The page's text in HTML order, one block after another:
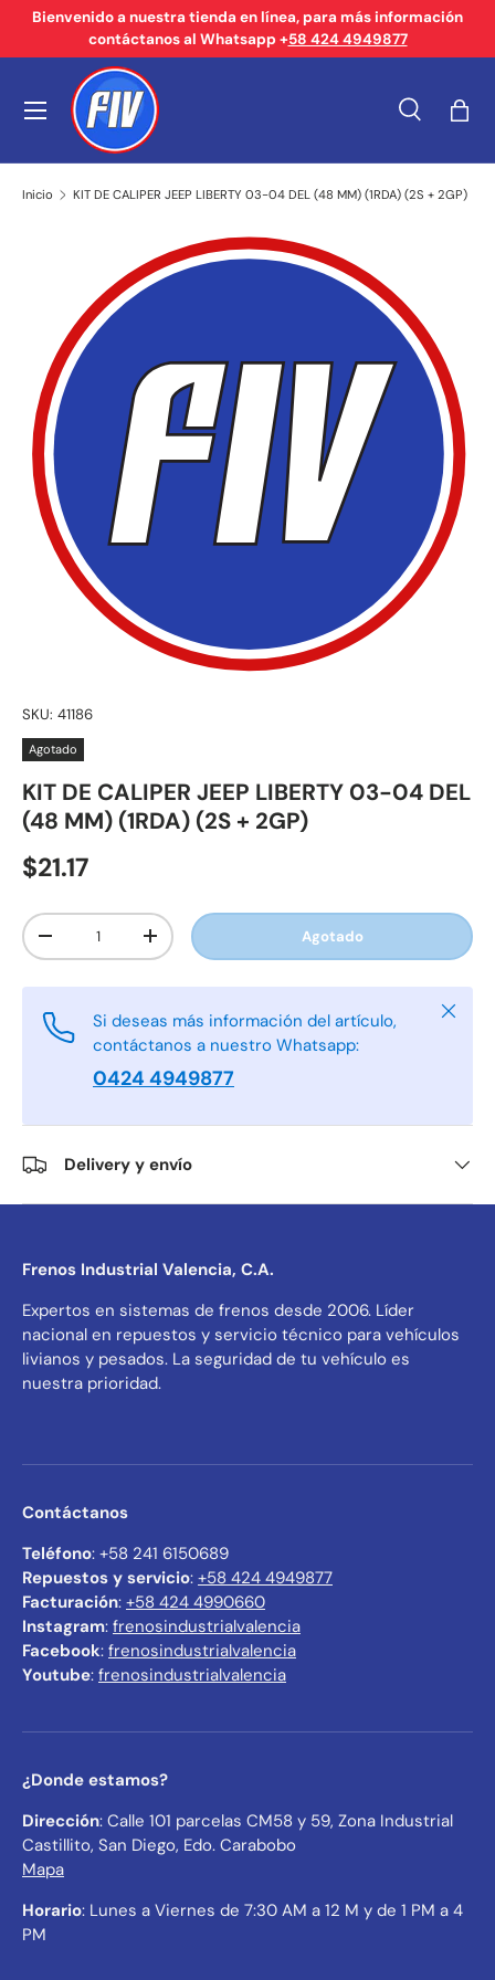
Ir al contenido
Bienvenido a nuestra tienda en línea, para más información
contáctanos al Whatsapp +58 424 4949877
Buscar
Tipo de producto
Buscar
Menú
Inicio KIT DE CALIPER JEEP LIBERTY 03-04 DEL (48 MM) (1RDA) (2S + 2GP)
SKU: 41186
Agotado
KIT DE CALIPER JEEP LIBERTY 03-04 DEL
(48 MM) (1RDA) (2S + 2GP)
$21.17
Cant.
-
+ Agotado
Si deseas más información del artículo,
contáctanos a nuestro Whatsapp:
0424 4949877
Cerrar
Delivery y envío
Frenos Industrial Valencia, C.A.
Expertos en sistemas de frenos desde 2006. Líder
nacional en repuestos y servicio técnico para vehículos
livianos y pesados. La seguridad de tu vehículo es
nuestra prioridad.
Contáctanos
Teléfono: +58 241 6150689
Repuestos y servicio: +58 424 4949877
Facturación: +58 424 4990660
Instagram: frenosindustrialvalencia
Facebook: frenosindustrialvalencia
Youtube: frenosindustrialvalencia
¿Donde estamos?
Dirección: Calle 101 parcelas CM58 y 59, Zona Industrial
Castillito, San Diego, Edo. Carabobo
Mapa
Horario: Lunes a Viernes de 7:30 AM a 12 M y de 1 PM a 4
PM